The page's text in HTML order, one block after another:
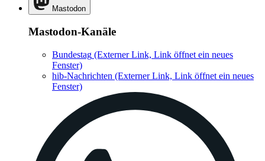
Mastodon
Mastodon-Kanäle
Bundestag (Externer Link, Link öffnet ein neues
Fenster)
hib-Nachrichten (Externer Link, Link öffnet ein neues
Fenster)